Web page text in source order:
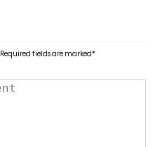
Required fields are marked*